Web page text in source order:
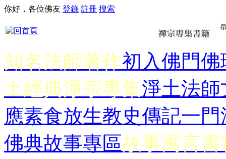
你好，各位佛友 登錄 註冊 搜索
知名法師著作初入佛門佛
土經典淨宗專集淨土法師
應素食放生教史傳記一門
佛典故事專區故事寓言書